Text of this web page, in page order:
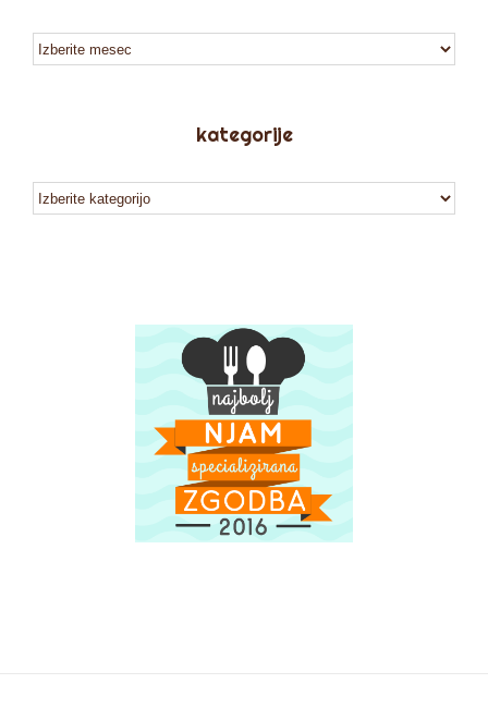
arhiv
kategorije
kategorije